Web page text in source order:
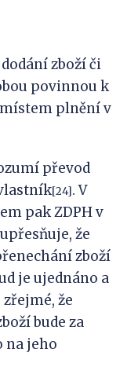
zboží či
povinnou k
plnění v
převod
[24]. V
pak ZDPH v
že
zboží
je ujednáno a
že
bude za
na jeho